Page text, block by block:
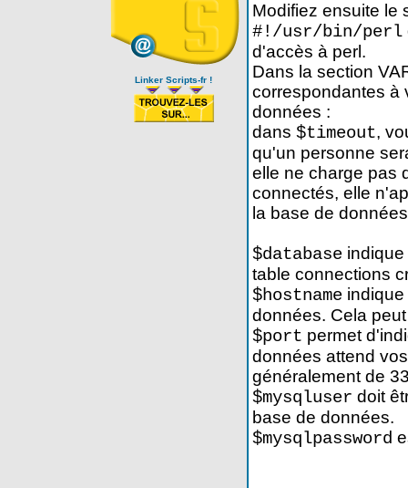
Linker Scripts-fr !
Modifiez ensuite le
#!/usr/bin/perl
d'accès à perl.
Dans la section
correspondantes à
données :
dans $timeout,
qu'un personne
elle ne charge pas
connectés, elle
la base de
$databaseindique
table connections
$hostnameindique
données. Cela
$port permet
données attend
généralement de
$mysqluser doit
base de données.
$mysqlpassword